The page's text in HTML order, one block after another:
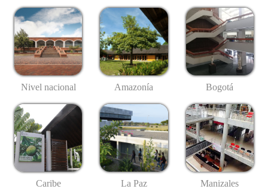
Nivel nacional Amazonía Bogotá
Caribe La Paz Manizales